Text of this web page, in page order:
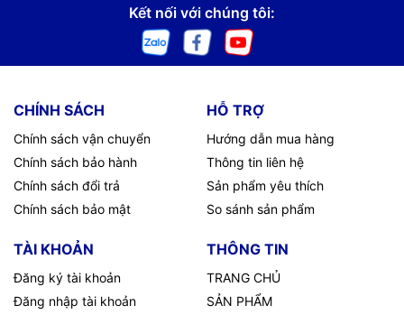
Kết nối với chúng tôi:
CHÍNH SÁCH
Chính sách vận chuyển
Chính sách bảo hành
Chính sách đổi trả
Chính sách bảo mật
HỖ TRỢ
Hướng dẫn mua hàng
Thông tin liên hệ
Sản phẩm yêu thích
So sánh sản phẩm
TÀI KHOẢN
Đăng ký tài khoản
Đăng nhập tài khoản
THÔNG TIN
TRANG CHỦ
SẢN PHẨM